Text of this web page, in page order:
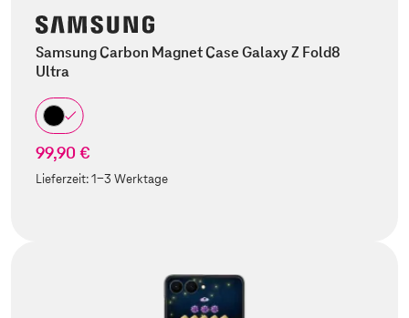
Samsung Carbon Magnet Case Galaxy Z Fold8
Ultra
99,90 €
Lieferzeit:1-3 Werktage